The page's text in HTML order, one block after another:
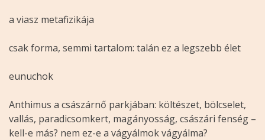
a viasz metafizikája
csak forma, semmi tartalom: talán ez a legszebb élet
eunuchok
Anthimus a császárnő parkjában: költészet, bölcselet,
vallás, paradicsomkert, magányosság, császári fenség –
kell-e más? nem ez-e a vágyálmok vágyálma?